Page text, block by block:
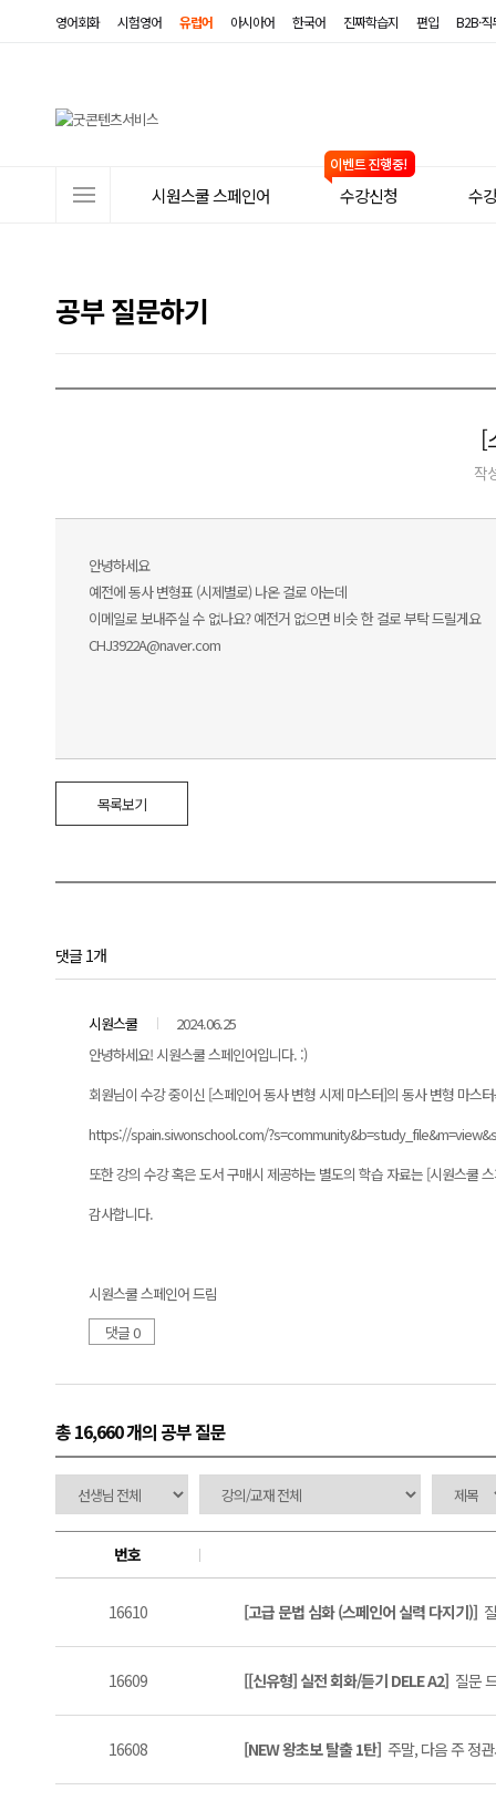
영어회화 시험영어 유럽어 아시아어 한국어 진짜학습지 편입 B2B·
뉴
시원스쿨 스페인어 수강신청 수
공부 질문하기
[
작
안녕하세요
예전에 동사 변형표 (시제별로) 나온 걸로 아는데
이메일로 보내주실 수 없나요? 예전거 없으면 비슷 한 걸로 부탁 드릴게요
CHJ3922A@naver.com
목록보기
댓글 1개
시원스쿨
2024.06.25
안녕하세요! 시원스쿨 스페인어입니다. :)
회원님이 수강 중이신 [스페인어 동사 변형 시제 마스터]의 동사 변형 마스
https://spain.siwonschool.com/
또한 강의 수강 혹은 도서 구매시 제공하는 별도의 학습 자료는 [시원스쿨
감사합니다.
시원스쿨 스페인어 드림
댓글 0
총 16,660 개의 공부 질문
번호
16610 [고급 문법 심화 (스페인어 실력 다지기)]
16609 [[신유형] 실전 회화/듣기 DELE A2] 질문
16608 [NEW 왕초보 탈출 1탄] 주말, 다음 주 정